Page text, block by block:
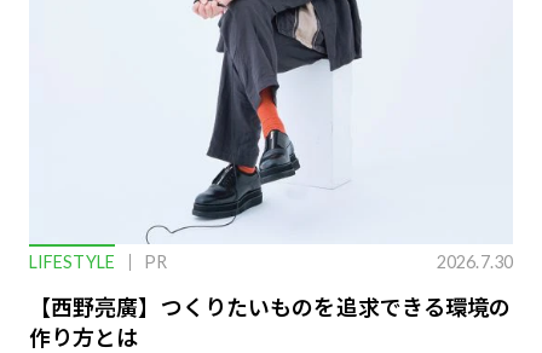
LIFESTYLE PR 2026.7.30
【西野亮廣】つくりたいものを追求できる環境の
作り方とは